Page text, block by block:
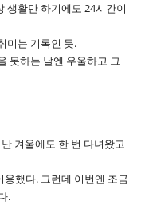
생활만 하기에도 24시간이
미는 기록인 듯.
못하는 날엔 우울하고 그
겨울에도 한 번 다녀왔고
했다. 그런데 이번엔 조금
.